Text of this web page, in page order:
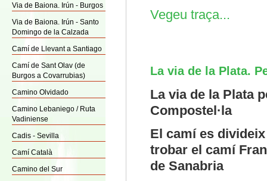
Via de Baiona. Irún - Burgos
Via de Baiona. Irún - Santo
Domingo de la Calzada
Camí de Llevant a Santiago
Camí de Sant Olav (de
Burgos a Covarrubias)
Camino Olvidado
Camino Lebaniego / Ruta
Vadiniense
Cadis - Sevilla
Camí Català
Camino del Sur
Vegeu traça...
La via de la Plata.
La via de la Plata
Compostel·la
El camí es
trobar el camí
de Sanabria